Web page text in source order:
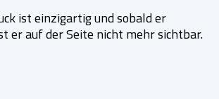
ist einzigartig und sobald er
er auf der Seite nicht mehr sichtbar.